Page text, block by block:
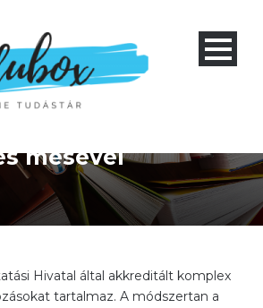
mesével
Hivatal által akkreditált komplex
tartalmaz. A módszertan a